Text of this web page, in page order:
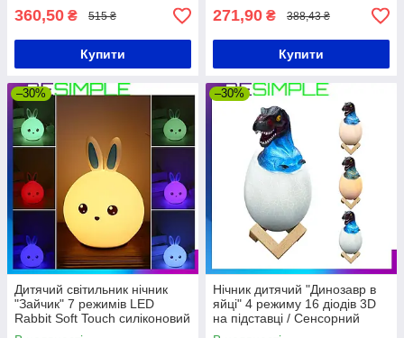
360,50 ₴ 515 ₴
Купити
271,90 ₴ 388,43 ₴
Купити
–30%
Дитячий світильник нічник
"Зайчик" 7 режимів LED
Rabbit Soft Touch силіконовий
–30%
Нічник дитячий "Динозавр в
яйці" 4 режиму 16 діодів 3D
на підставці / Сенсорний
Світильник Нічний